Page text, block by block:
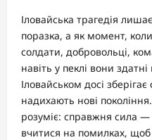
Іловайська трагедія
поразка, а як момент,
солдати, добровольці,
навіть у пеклі вони
Іловайськом досі зберігає
надихають нові
розуміє: справжня сила —
вчитися на помилках,